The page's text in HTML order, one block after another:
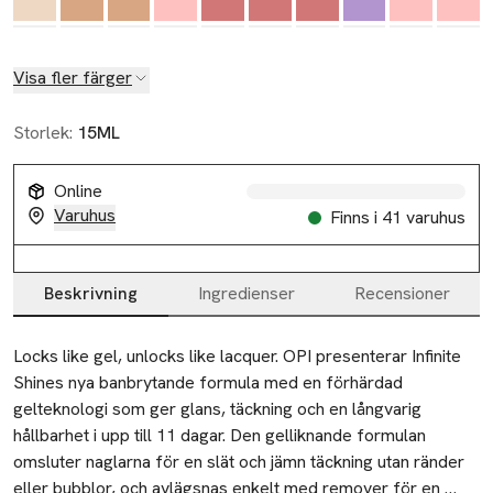
Visa fler färger
Storlek: 15ML
Online
Varuhus
Finns i 41 varuhus
Beskrivning Ingredienser Recensioner
Beskrivning
Locks like gel, unlocks like lacquer. OPI presenterar Infinite
Shines nya banbrytande formula med en förhärdad
gelteknologi som ger glans, täckning och en långvarig
hållbarhet i upp till 11 dagar. Den gelliknande formulan
omsluter naglarna för en slät och jämn täckning utan ränder